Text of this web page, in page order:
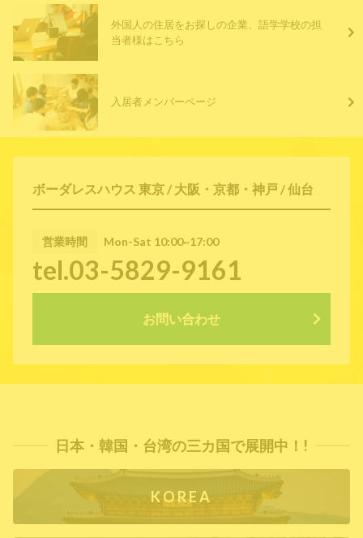
ボーダレスハウス 東京 / 大阪・京都・神戸 / 仙台
営業時間 Mon-Sat 10:00~17:00
tel.03-5829-9161
お問い合わせ
外国人の住居をお探しの企業、語学学校の担
当者様はこちら
入居者メンバーページ
日本・韓国・台湾の三カ国で展開中！!
KOREA